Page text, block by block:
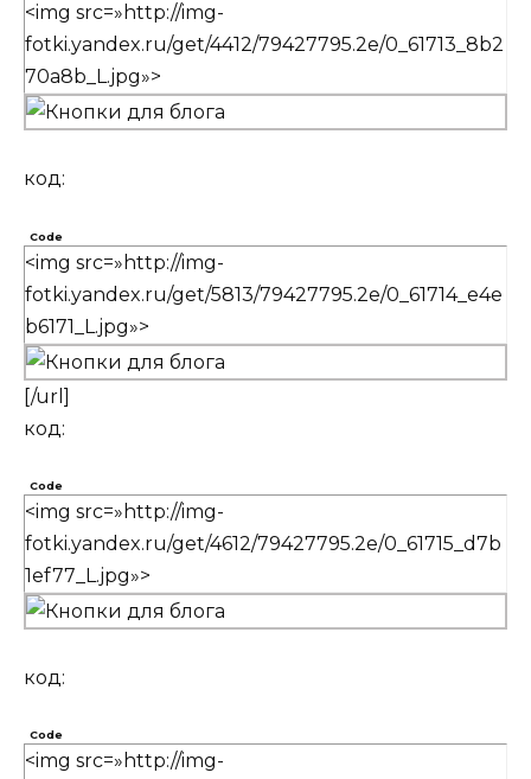
<img src=»http://img-
fotki.yandex.ru/get/4412/79427795.2e/0_61713_8b2
70a8b_L.jpg»>
код:
Code
<img src=»http://img-
fotki.yandex.ru/get/5813/79427795.2e/0_61714_e4e
b6171_L.jpg»>
[/url]
код:
Code
<img src=»http://img-
fotki.yandex.ru/get/4612/79427795.2e/0_61715_d7b
1ef77_L.jpg»>
код:
Code
<img src=»http://img-